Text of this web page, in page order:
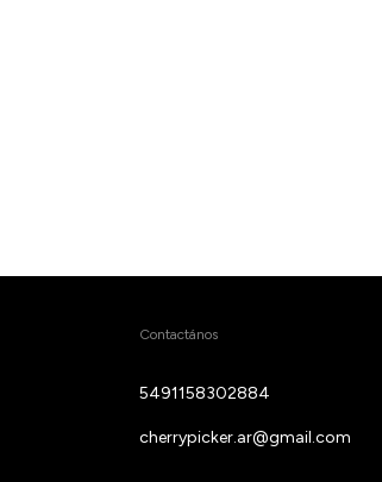
Contactános
5491158302884
cherrypicker.ar@gmail.com